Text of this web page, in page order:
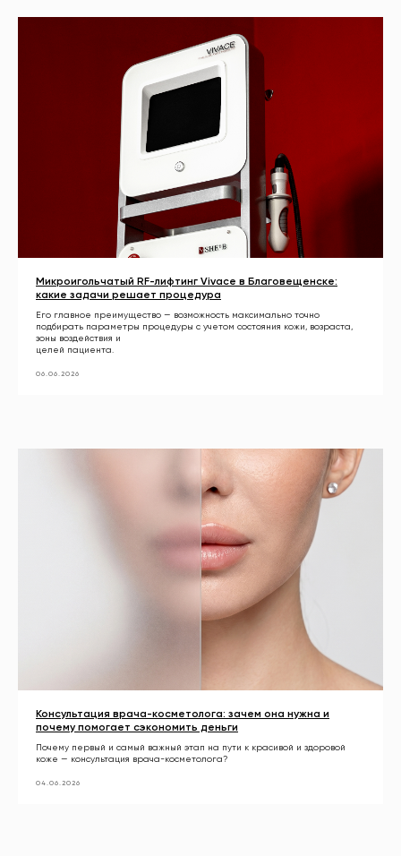
Микроигольчатый RF-лифтинг Vivace в Благовещенске:
какие задачи решает процедура
Его главное преимущество — возможность максимально точно
подбирать параметры процедуры с учетом состояния кожи, возраста,
зоны воздействия и
целей пациента.
06.06.2026
Консультация врача-косметолога: зачем она нужна и
почему помогает сэкономить деньги
Почему первый и самый важный этап на пути к красивой и здоровой
коже — консультация врача-косметолога?
04.06.2026